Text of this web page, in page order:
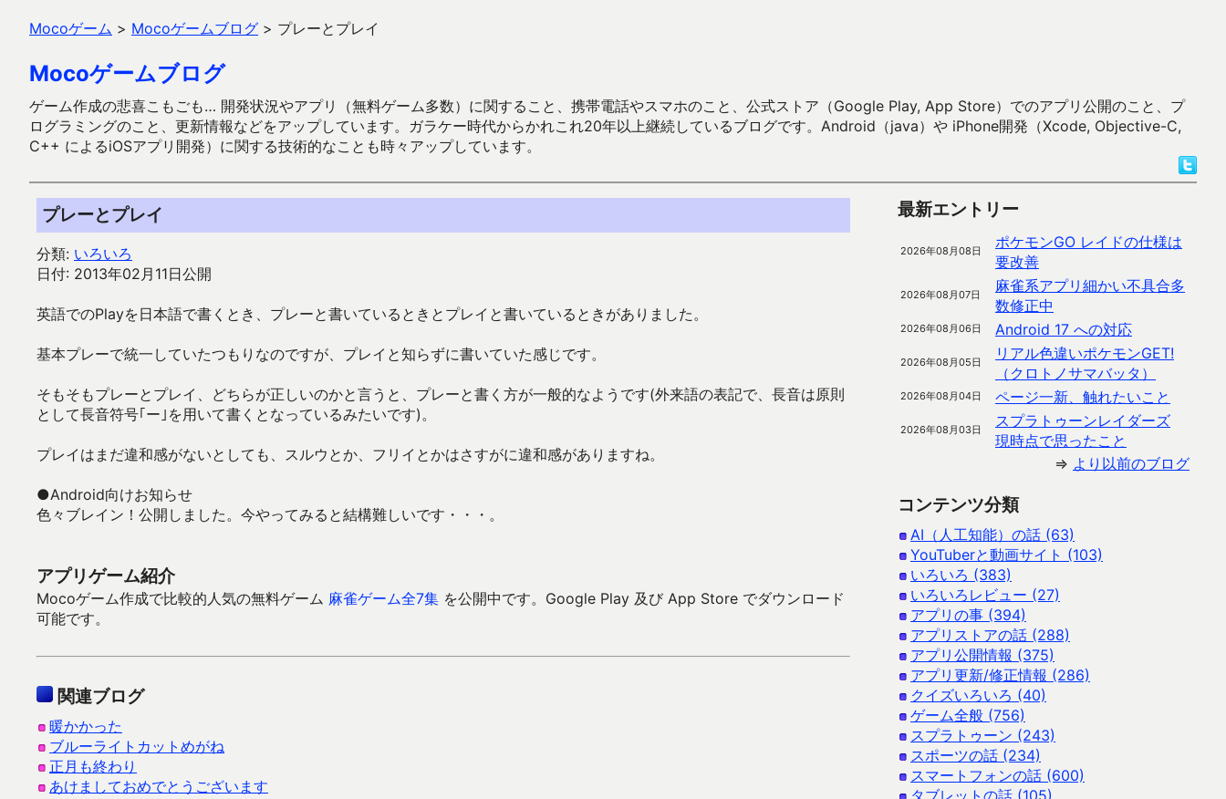
Mocoゲーム > Mocoゲームブログ > プレーとプレイ
Mocoゲームブログ
ゲーム作成の悲喜こもごも… 開発状況やアプリ（無料ゲーム多数）に関すること、携帯電話やスマホのこと、公式ストア（Google Play, App Store）でのアプリ公開のこと、プ
ログラミングのこと、更新情報などをアップしています。ガラケー時代からかれこれ20年以上継続しているブログです。Android（java）や iPhone開発（Xcode, Objective-C,
C++ によるiOSアプリ開発）に関する技術的なことも時々アップしています。
プレーとプレイ
分類: いろいろ
日付: 2013年02月11日公開
英語でのPlayを日本語で書くとき、プレーと書いているときとプレイと書いているときがありました。
基本プレーで統一していたつもりなのですが、プレイと知らずに書いていた感じです。
そもそもプレーとプレイ、どちらが正しいのかと言うと、プレーと書く方が一般的なようです(外来語の表記で、長音は原則
として長音符号｢ー｣を用いて書くとなっているみたいです)。
プレイはまだ違和感がないとしても、スルウとか、フリイとかはさすがに違和感がありますね。
●Android向けお知らせ
色々ブレイン！公開しました。今やってみると結構難しいです・・・。
アプリゲーム紹介
Mocoゲーム作成で比較的人気の無料ゲーム 麻雀ゲーム全7集 を公開中です。Google Play 及び App Store でダウンロード
可能です。
関連ブログ
暖かかった
ブルーライトカットめがね
正月も終わり
あけましておめでとうございます
最新エントリー
2026年08月08日
ポケモンGO レイドの仕様は
要改善
2026年08月07日
麻雀系アプリ細かい不具合多
数修正中
2026年08月06日 Android 17 への対応
2026年08月05日
リアル色違いポケモンGET!
（クロトノサマバッタ）
2026年08月04日 ページ一新、触れたいこと
2026年08月03日
スプラトゥーンレイダーズ
現時点で思ったこと
⇒ より以前のブログ
コンテンツ分類
AI（人工知能）の話 (63)
YouTuberと動画サイト (103)
いろいろ (383)
いろいろレビュー (27)
アプリの事 (394)
アプリストアの話 (288)
アプリ公開情報 (375)
アプリ更新/修正情報 (286)
クイズいろいろ (40)
ゲーム全般 (756)
スプラトゥーン (243)
スポーツの話 (234)
スマートフォンの話 (600)
タブレットの話 (105)